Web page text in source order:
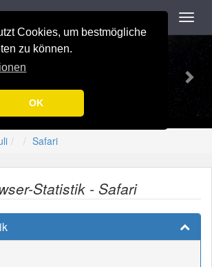
Cookies, um bestmögliche
zu können.
OK
7.de]=-
Safari
Statistik - Safari